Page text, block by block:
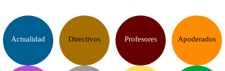
Actualidad Directivos Profesores Apoderados